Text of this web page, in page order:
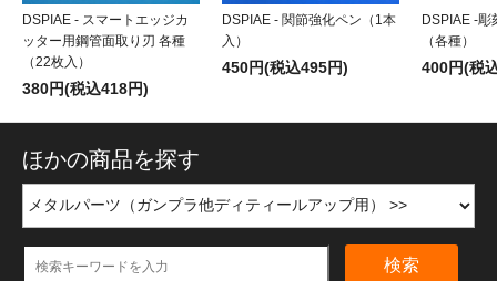
DSPIAE - スマートエッジカ
ッター用鋼管面取り刃 各種
（22枚入）
380円(税込418円)
DSPIAE - 関節強化ペン（1本
入）
450円(税込495円)
DSPIAE -彫
（各種）
400円(税
ほかの商品を探す
検索